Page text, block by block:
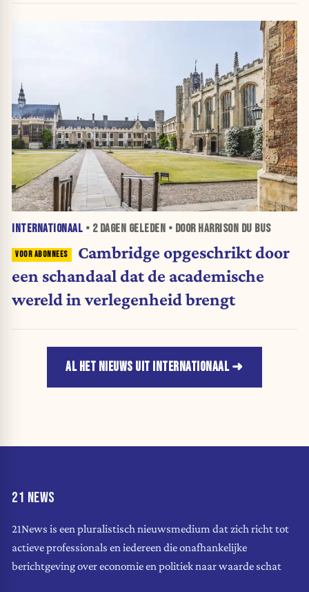
INTERNATIONAAL • 2 DAGEN GELEDEN • DOOR HARRISON DU BUS
Cambridge opgeschrikt door
een schandaal dat de academische
wereld in verlegenheid brengt
AL HET NIEUWS UIT INTERNATIONAAL
21 NEWS
21News is een pluralistisch nieuwsmedium dat zich richt tot
actieve professionals en iedereen die onafhankelijke
berichtgeving over economie en politiek naar waarde schat